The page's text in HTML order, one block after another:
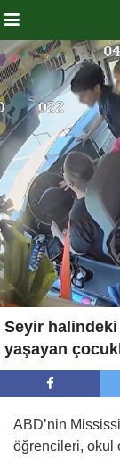
Seyir halindeki
yaşayan
ABD’nin
öğrencileri, okul